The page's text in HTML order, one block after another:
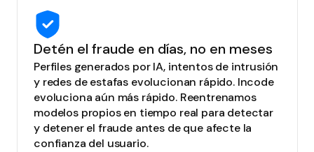
Detén el fraude en días, no en meses
Perfiles generados por IA, intentos de intrusión
y redes de estafas evolucionan rápido. Incode
evoluciona aún más rápido. Reentrenamos
modelos propios en tiempo real para detectar
y detener el fraude antes de que afecte la
confianza del usuario.